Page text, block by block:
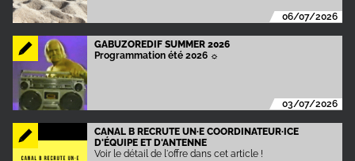
06/07/2026
GABUZOREDIF SUMMER 2026
Programmation été 2026 ☼
03/07/2026
CANAL B RECRUTE UN·E COORDINATEUR·ICE
D'ÉQUIPE ET D'ANTENNE
Voir le détail de l'offre dans cet article !